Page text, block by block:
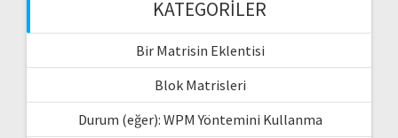
KATEGORILER
Bir Matrisin Eklentisi
Blok Matrisleri
Durum (eğer): WPM Yöntemini Kullanma